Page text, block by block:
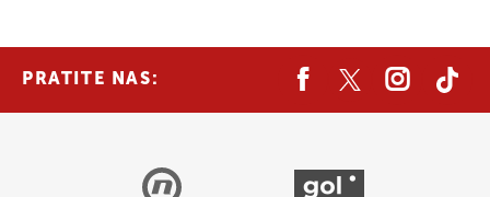
PRATITE NAS: